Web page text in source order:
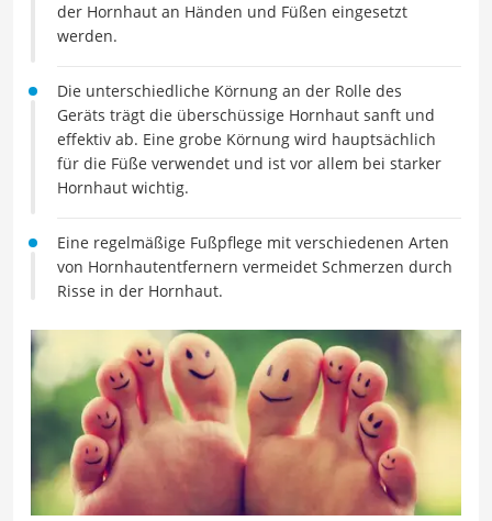
der Hornhaut an Händen und Füßen eingesetzt
werden.
Die unterschiedliche Körnung an der Rolle des
Geräts trägt die überschüssige Hornhaut sanft und
effektiv ab. Eine grobe Körnung wird hauptsächlich
für die Füße verwendet und ist vor allem bei starker
Hornhaut wichtig.
Eine regelmäßige Fußpflege mit verschiedenen Arten
von Hornhautentfernern vermeidet Schmerzen durch
Risse in der Hornhaut.